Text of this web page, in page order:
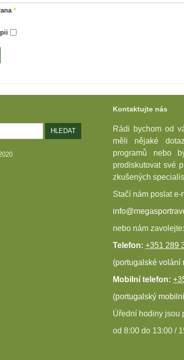
*
HLEDAT
Kontaktujte nás
Rádi bychom od
měli nějaké
programů nebo
prodiskutovat své
zkušených
Stačí nám poslat e-
nebo nám zavolejte:
Telefon: +351 289
(portugalské volání
Mobilní telefon:
(portugalský
Úřední hodiny jsou
od 8:00 do 13:00 /